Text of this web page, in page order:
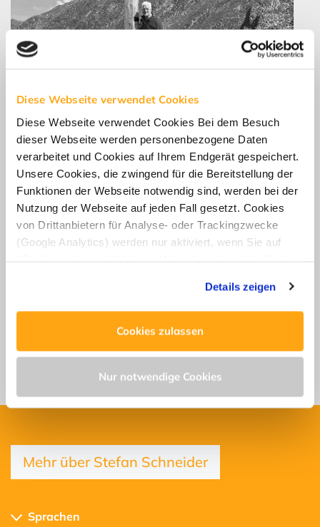
Diese Webseite verwendet Cookies
Diese Webseite verwendet Cookies Bei dem Besuch
dieser Webseite werden personenbezogene Daten
verarbeitet und Cookies auf Ihrem Endgerät gespeichert.
Unsere Cookies, die zwingend für die Bereitstellung der
Funktionen der Webseite notwendig sind, werden bei der
Nutzung der Webseite auf jeden Fall gesetzt. Cookies
von Drittanbietern für Analyse- oder Trackingzwecke
(Google Analytics) werden nur aktiviert, wenn Sie auf
Datenschutzerklärung—
Impressum.
Details zeigen
Cookies zulassen
Nur notwendige Cookies
Tel +49 521 54 373 929
Mehr über Stefan Schneider
Sprachen